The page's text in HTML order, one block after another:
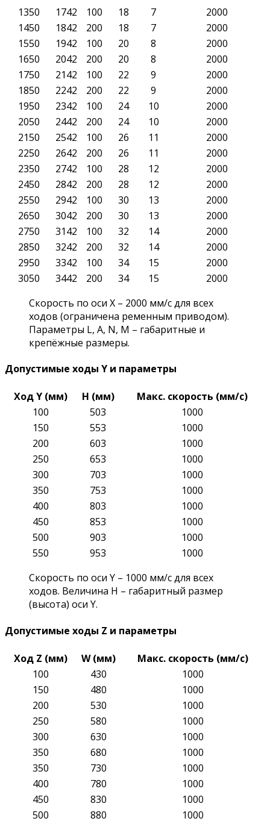
1350
1742 100 18 7
2000
1450
1842 200 18 7
2000
1550
1942 100 20 8
2000
1650
2042 200 20 8
2000
1750
2142 100 22 9
2000
1850
2242 200 22 9
2000
1950
2342 100 24 10
2000
2050
2442 200 24 10
2000
2150
2542 100 26 11
2000
2250
2642 200 26 11
2000
2350
2742 100 28 12
2000
2450
2842 200 28 12
2000
2550
2942 100 30 13
2000
2650
3042 200 30 13
2000
2750
3142 100 32 14
2000
2850
3242 200 32 14
2000
2950
3342 100 34 15
2000
3050
3442 200 34 15
2000
Скорость по оси X – 2000 мм/с для всех
ходов (ограничена ременным приводом).
Параметры L, A, N, M – габаритные и
крепёжные размеры.
Допустимые ходы Y и параметры
Ход Y (мм) H (мм)
Макс. скорость (мм/с)
100
503
1000
150
553
1000
200
603
1000
250
653
1000
300
703
1000
350
753
1000
400
803
1000
450
853
1000
500
903
1000
550
953
1000
Скорость по оси Y – 1000 мм/с для всех
ходов. Величина H – габаритный размер
(высота) оси Y.
Допустимые ходы Z и параметры
Ход Z (мм) W (мм)
Макс. скорость (мм/с)
100
430
1000
150
480
1000
200
530
1000
250
580
1000
300
630
1000
350
680
1000
350
730
1000
400
780
1000
450
830
1000
500
880
1000